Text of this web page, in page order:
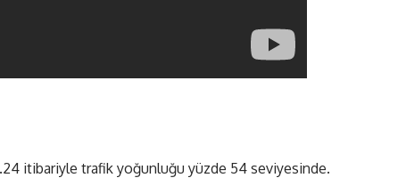
itibariyle trafik yoğunluğu yüzde 54 seviyesinde.